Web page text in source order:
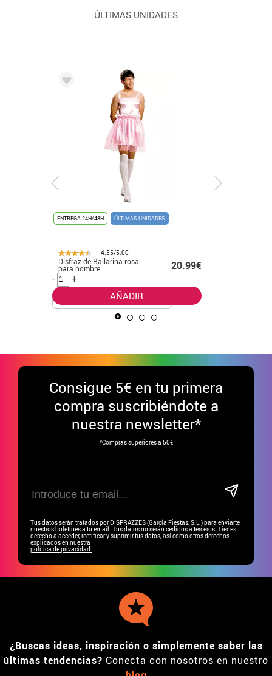
ÚLTIMAS UNIDADES
ENTREGA 24H/48H ÚLTIMAS UNIDADES
4.55/5.00
Disfraz de Bailarina rosa
para hombre
20.99€
-
+
AÑADIR
Consigue 5€ en tu primera
compra suscribiéndote a
nuestra newsletter*
*Compras superiores a 50€
Tus datos serán tratados por DISFRAZZES (García Fiestas, S.L.) para enviarte
nuestros boletines a tu email. Tus datos no serán cedidos a terceros. Tienes
derecho a acceder, rectificar y suprimir tus datos, así como otros derechos
explicados en nuestra
política de privacidad.
¿Buscas ideas, inspiración o simplemente saber las
últimas tendencias? Conecta con nosotros en nuestro